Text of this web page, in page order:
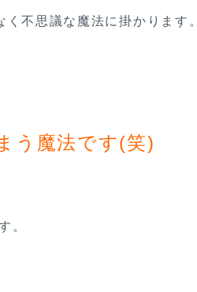
不思議な魔法に掛かります。
う魔法です(笑)
。